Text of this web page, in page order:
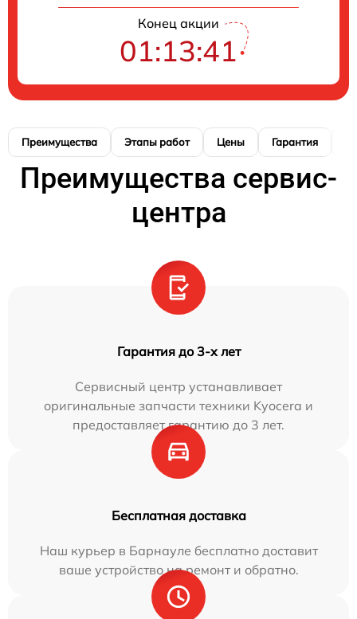
Конец акции
01:13:40
Преимущества Этапы работ Цены Гарантия
Преимущества сервис-
центра
Гарантия до 3-х лет
Сервисный центр устанавливает
оригинальные запчасти техники Kyocera и
предоставляет гарантию до 3 лет.
Бесплатная доставка
Наш курьер в Барнауле бесплатно доставит
ваше устройство на ремонт и обратно.